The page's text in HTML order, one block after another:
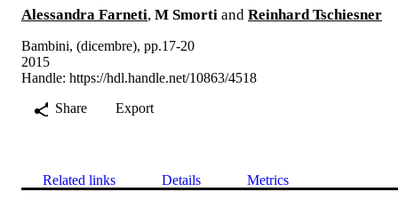
Alessandra Farneti, M Smorti and Reinhard Tschiesner
Bambini, (dicembre), pp.17-20
2015
Handle: https://hdl.handle.net/10863/4518
Share
Export
Related links Details Metrics